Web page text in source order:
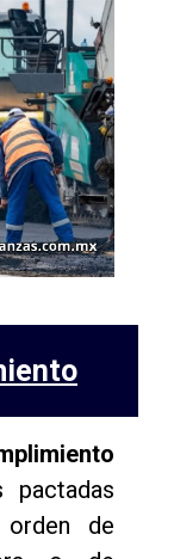
pactadas
de